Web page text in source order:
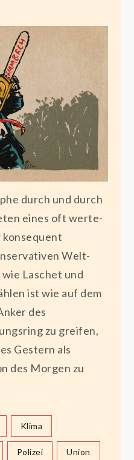
durch und durch
eines oft werte-
konsequent
Welt-
Laschet und
ist wie auf dem
des
zu greifen,
Gestern als
des Morgen zu
Klima
Polizei Union